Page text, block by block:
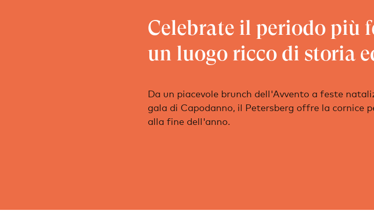
Celebrate il periodo più
un luogo ricco di storia
Da un piacevole brunch dell'Avvento a feste
gala di Capodanno, il Petersberg offre la cornice
alla fine dell'anno.